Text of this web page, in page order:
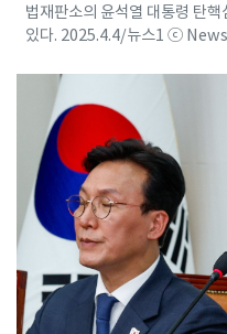
법재판소의 윤석열 대통령 탄
있다. 2025.4.4/뉴스1 ⓒ